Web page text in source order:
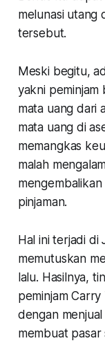
melunasi utang
tersebut.
Meski begitu,
yakni peminjam
mata uang dari
mata uang di
memangkas
malah
pinjaman.
Hal ini terjadi
memutuskan
lalu. Hasilnya,
peminjam
dengan
membuat